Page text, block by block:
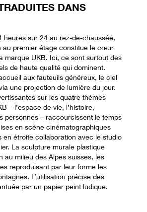
DANS
heures sur 24 au rez-de-chaussée,
au premier étage constitue le cœur
marque UKB. Ici, ce sont surtout des
de haute qualité qui dominent.
aux fauteuils généreux, le ciel
une projection de lumière du jour.
sur les quatre thèmes
– l’espace de vie, l’histoire,
personnes – raccourcissent le temps
en scène cinématographiques
en étroite collaboration avec le studio
La sculpture murale plastique
au milieu des Alpes suisses, les
reproduisant par leur forme les
L’utilisation précise des
par un papier peint ludique.